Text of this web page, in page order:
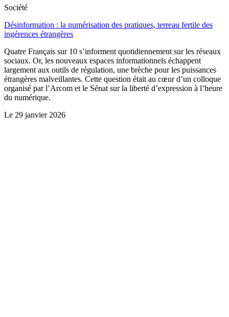
Société
Désinformation : la numérisation des pratiques, terreau fertile des
ingérences étrangères
Quatre Français sur 10 s’informent quotidiennement sur les réseaux
sociaux. Or, les nouveaux espaces informationnels échappent
largement aux outils de régulation, une brèche pour les puissances
étrangères malveillantes. Cette question était au cœur d’un colloque
organisé par l’Arcom et le Sénat sur la liberté d’expression à l’heure
du numérique.
Le 29 janvier 2026